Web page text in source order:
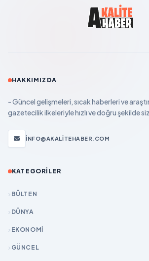
HAKKIMIZDA
- Güncel gelişmeleri, sıcak haberleri ve
gazetecilik ilkeleriyle hızlı ve doğru şekilde
INFO@AKALITEHABER.COM
KATEGORILER
BÜLTEN
DÜNYA
EKONOMİ
GÜNCEL